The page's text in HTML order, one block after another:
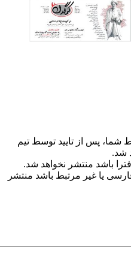
شما، پس از تایید توسط تیم
شد.
باشد منتشر نخواهد شد.
یا غیر مرتبط باشد منتشر